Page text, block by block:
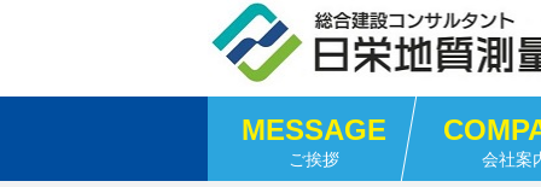
MESSAGE
ご挨拶 会社案